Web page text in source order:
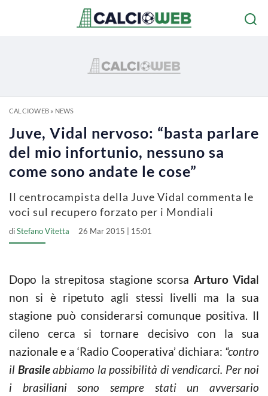
CALCIOWEB» NEWS
Juve, Vidal nervoso: “basta parlare
del mio infortunio, nessuno sa
come sono andate le cose”
Il centrocampista della Juve Vidal commenta le
voci sul recupero forzato per i Mondiali
diStefano Vitetta 26 Mar 2015 | 15:01
Dopo la strepitosa stagione scorsa Arturo Vidal
non si è ripetuto agli stessi livelli ma la sua
stagione può considerarsi comunque positiva. Il
cileno cerca si tornare decisivo con la sua
nazionale e a ‘Radio Cooperativa’ dichiara: “contro
il Brasileabbiamo la possibilità di vendicarci. Per noi
i brasiliani sono sempre stati un avversario